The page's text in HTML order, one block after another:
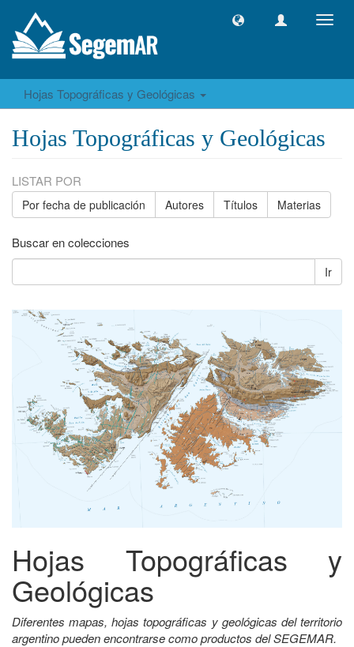
Hojas Topográficas y Geológicas
Hojas Topográficas y Geológicas
LISTAR POR
Por fecha de publicación Autores Títulos Materias
Buscar en colecciones
Ir
Hojas Topográficas y
Geológicas
Diferentes mapas, hojas topográficas y geológicas del territorio
argentino pueden encontrarse como productos del SEGEMAR.